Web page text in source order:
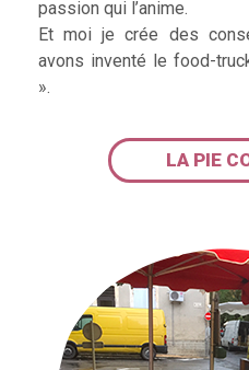
passion qui l’anime.
Et moi je crée des
avons inventé le food-
».
LA PIE